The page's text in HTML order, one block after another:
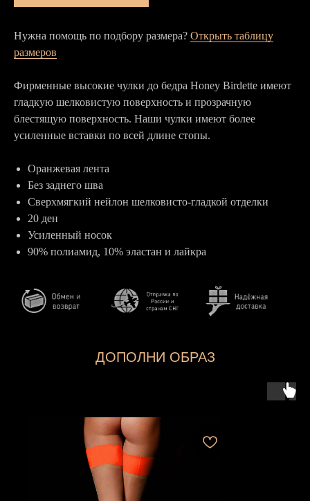
Нужна помощь по подбору размера? Открыть таблицу
размеров
Фирменные высокие чулки до бедра Honey Birdette имеют
гладкую шелковистую поверхность и прозрачную
блестящую поверхность. Наши чулки имеют более
усиленные вставки по всей длине стопы.
Оранжевая лента
Без заднего шва
Сверхмягкий нейлон шелковисто-гладкой отделки
20 ден
Усиленный носок
90% полиамид, 10% эластан и лайкра
ДОПОЛНИ ОБРАЗ